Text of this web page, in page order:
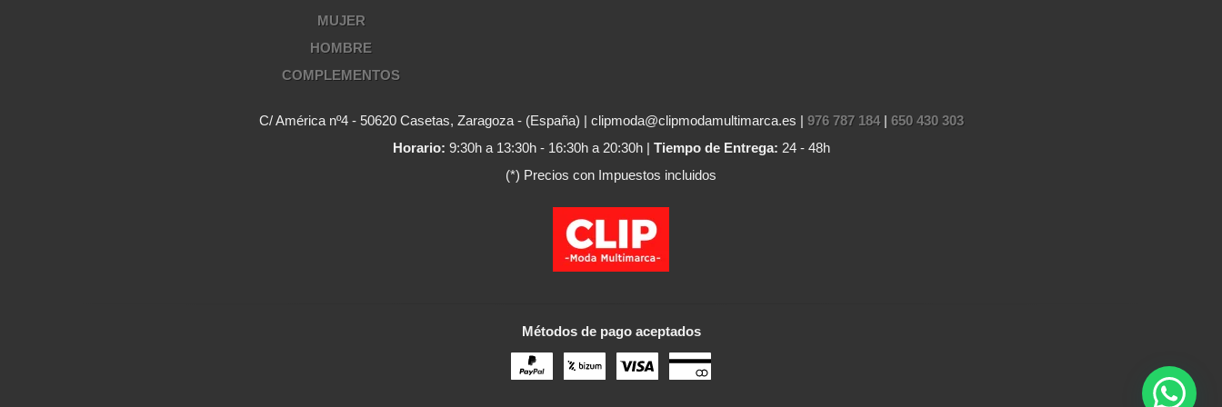
MUJER
HOMBRE
COMPLEMENTOS
C/ América nº4 - 50620 Casetas, Zaragoza - (España) | clipmoda@clipmodamultimarca.es | 976 787 184| 650 430 303
Horario: 9:30h a 13:30h - 16:30h a 20:30h | Tiempo de Entrega: 24 - 48h
(*) Precios con Impuestos incluidos
Métodos de pago aceptados